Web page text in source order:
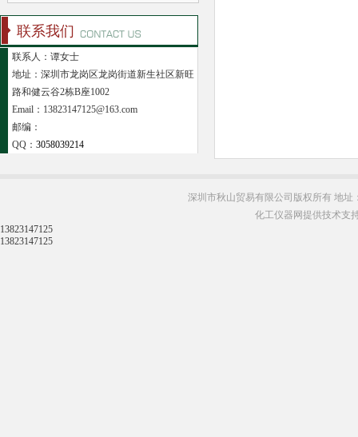
联系我们
联系人：谭女士
地址：深圳市龙岗区龙岗街道新生社区新旺
路和健云谷2栋B座1002
Email：13823147125@163.com
邮编：
QQ： 3058039214
深圳市秋山贸易有限公司版权所有 地址
化工仪器网提供技术支
13823147125
13823147125